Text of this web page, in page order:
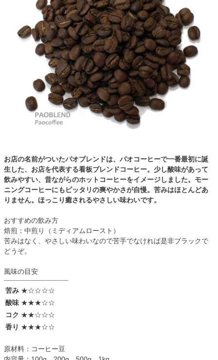
お店の名前がついたパオブレンドは、パオコーヒーで一番最初に誕
生した、お店を代表する看板ブレンドコーヒー。少し酸味があって
飲みやすい、昔ながらのホットコーヒーをイメージしました。モー
ニングコーヒーにもピッタリの爽やかさが自慢。苦みはほとんどあ
りません。ほっこり癒されるやさしい味わいです。
おすすめの飲み方
焙煎：中煎り（ミディアムロースト）
苦みはなく、やさしい味わいなので苦手でなければ是非ブラックで
どうぞ。
風味の目安
苦み ★☆☆☆☆
酸味 ★★★☆☆
コク ★★☆☆☆
香り ★★★☆☆
原材料：コーヒー豆